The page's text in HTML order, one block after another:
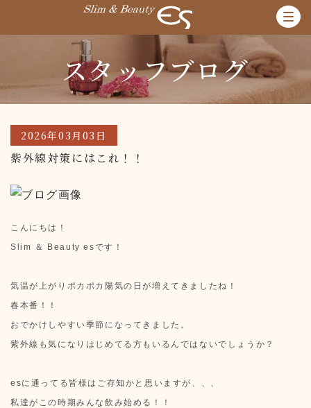
スタッフブログ
2026年03月03日
紫外線対策にはこれ！！
こんにちは！
Slim ＆ Beauty esです！
気温が上がりポカポカ陽気の日が増えてきましたね！
春本番！！
おでかけしやすい季節になってきました。
紫外線も気になりはじめてる方もいるんではないでしょうか？
esに通ってる皆様はご存知かと思いますが、、、
私達がこの時期みんな飲み始める！！